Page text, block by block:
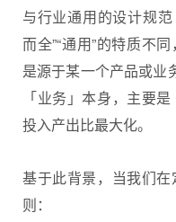
与行业通用的设计规
而全”“通用”的特质不
是源于某一个产品或业
「业务」本身，主要
投入产出比最大化。
基于此背景，当我们
则：